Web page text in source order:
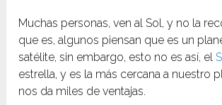
Muchas personas, ven al Sol, y no la
que es, algunos piensan que es un
satélite, sin embargo, esto no es así, el
estrella, y es la más cercana a nuestro
nos da miles de ventajas.